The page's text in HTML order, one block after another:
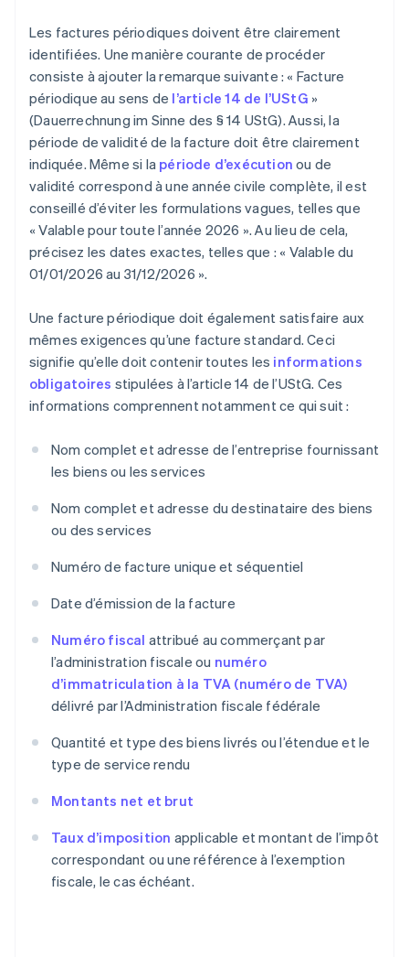
Les factures périodiques doivent être clairement
identifiées. Une manière courante de procéder
consiste à ajouter la remarque suivante : « Facture
périodique au sens de l’article 14 de l’UStG »
(Dauerrechnung im Sinne des § 14 UStG). Aussi, la
période de validité de la facture doit être clairement
indiquée. Même si la période d’exécution ou de
validité correspond à une année civile complète, il est
conseillé d’éviter les formulations vagues, telles que
« Valable pour toute l’année 2026 ». Au lieu de cela,
précisez les dates exactes, telles que : « Valable du
01/01/2026 au 31/12/2026 ».
Une facture périodique doit également satisfaire aux
mêmes exigences qu’une facture standard. Ceci
signifie qu’elle doit contenir toutes les informations
obligatoires stipulées à l’article 14 de l’UStG. Ces
informations comprennent notamment ce qui suit :
Nom complet et adresse de l’entreprise fournissant
les biens ou les services
Nom complet et adresse du destinataire des biens
ou des services
Numéro de facture unique et séquentiel
Date d’émission de la facture
Numéro fiscal attribué au commerçant par
l’administration fiscale ou numéro
d’immatriculation à la TVA (numéro de TVA)
délivré par l’Administration fiscale fédérale
Quantité et type des biens livrés ou l’étendue et le
type de service rendu
Montants net et brut
Taux d’imposition applicable et montant de l’impôt
correspondant ou une référence à l’exemption
fiscale, le cas échéant.